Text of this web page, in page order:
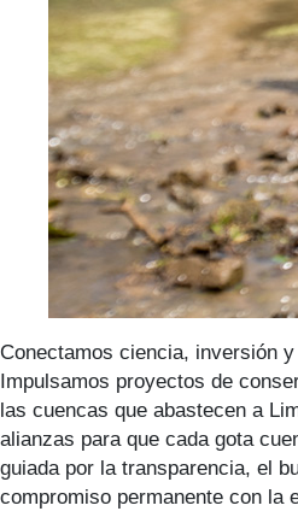
Conectamos ciencia, inversión
Impulsamos proyectos de
las cuencas que abastecen a
alianzas para que cada gota
guiada por la transparencia, el
compromiso permanente con la